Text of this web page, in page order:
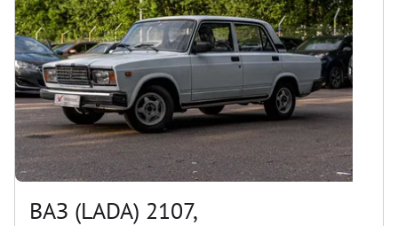
ВАЗ (LADA) 2107,